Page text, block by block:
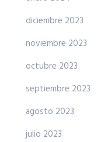
diciembre 2023
noviembre 2023
octubre 2023
septiembre 2023
agosto 2023
julio 2023